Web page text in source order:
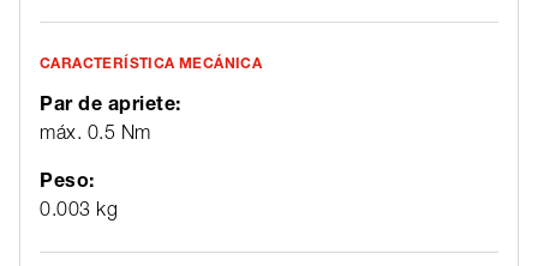
CARACTERÍSTICA MECÁNICA
Par de apriete:
máx. 0.5 Nm
Peso:
0.003 kg